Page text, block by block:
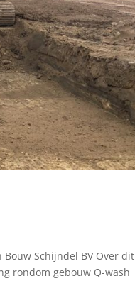
Schijndel BV Over dit
rondom gebouw Q-wash